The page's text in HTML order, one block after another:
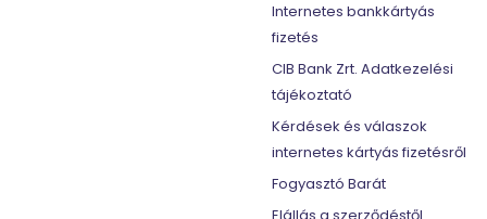
Internetes bankkártyás
fizetés
CIB Bank Zrt. Adatkezelési
tájékoztató
Kérdések és válaszok
internetes kártyás fizetésről
Fogyasztó Barát